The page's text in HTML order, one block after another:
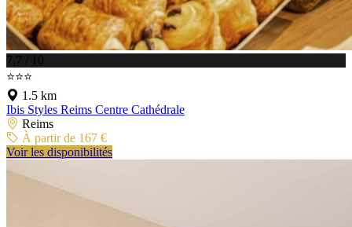
7.7 / 10
⭐⭐⭐
1.5 km
Ibis Styles Reims Centre Cathédrale
Reims
À partir de 167 €
Voir les disponibilités